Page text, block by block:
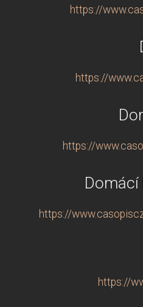
https://
https://
https://
https://
https://